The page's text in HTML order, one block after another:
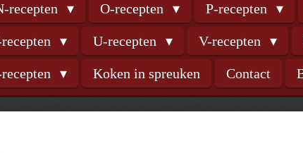
recepten O-recepten P-recepten
U-recepten V-recepten
Koken in spreuken Contact